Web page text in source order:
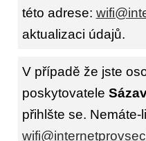
této adrese:
aktualizaci údajů.
V případě že jste
poskytovatele
přihlšte se.